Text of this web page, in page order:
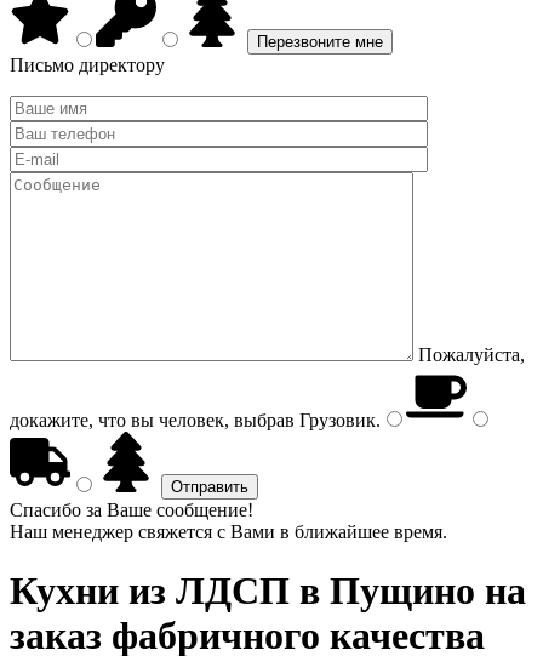
Письмо директору
Пожалуйста,
докажите, что вы человек, выбрав Грузовик.
Спасибо за Ваше сообщение!
Наш менеджер свяжется с Вами в ближайшее время.
Кухни из ЛДСП в Пущино на
заказ фабричного качества